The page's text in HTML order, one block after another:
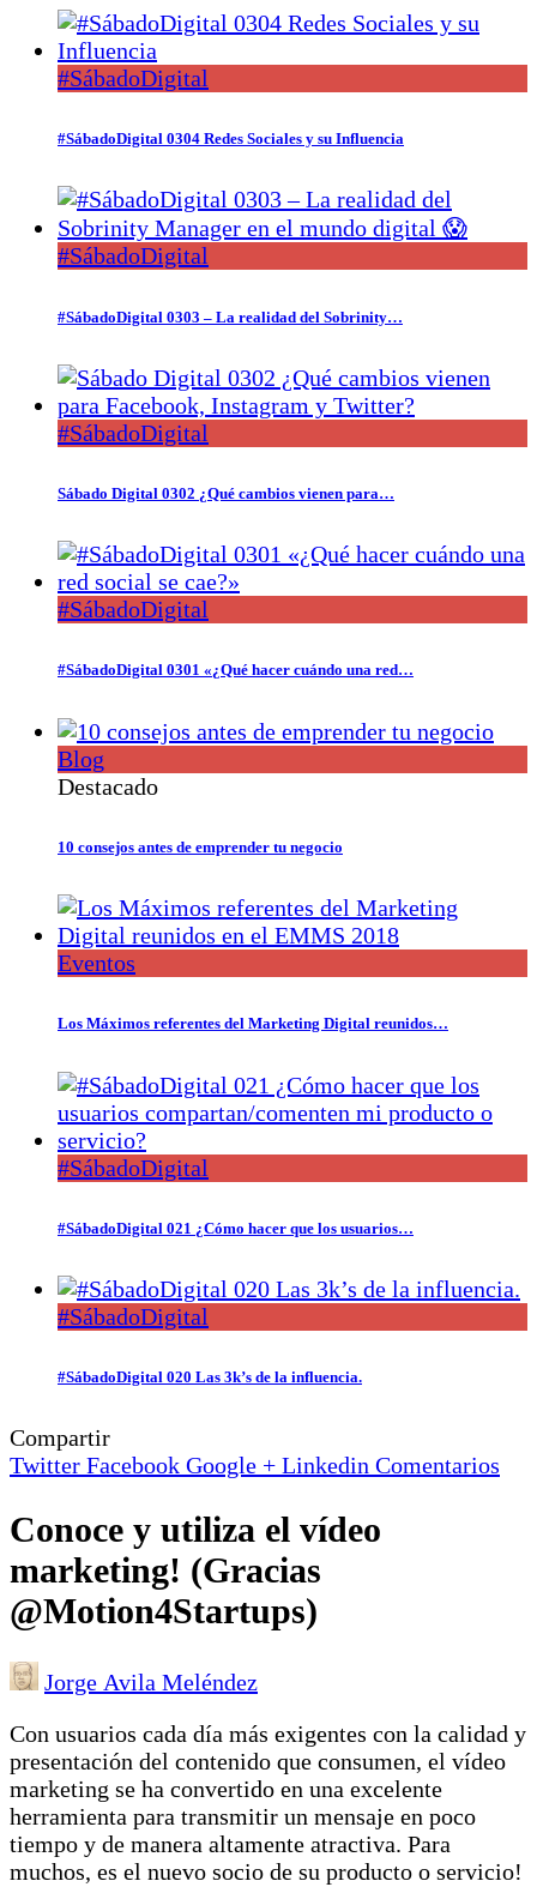
#SábadoDigital
#SábadoDigital 0304 Redes Sociales y su Influencia
#SábadoDigital
#SábadoDigital 0303 – La realidad del Sobrinity…
#SábadoDigital
Sábado Digital 0302 ¿Qué cambios vienen para…
#SábadoDigital
#SábadoDigital 0301 «¿Qué hacer cuándo una red…
Blog
Destacado
10 consejos antes de emprender tu negocio
Eventos
Los Máximos referentes del Marketing Digital reunidos…
#SábadoDigital
#SábadoDigital 021 ¿Cómo hacer que los usuarios…
#SábadoDigital
#SábadoDigital 020 Las 3k’s de la influencia.
Compartir
Twitter Facebook Google + Linkedin Comentarios
Conoce y utiliza el vídeo
marketing! (Gracias
@Motion4Startups)
Jorge Avila Meléndez
Con usuarios cada día más exigentes con la calidad y
presentación del contenido que consumen, el vídeo
marketing se ha convertido en una excelente
herramienta para transmitir un mensaje en poco
tiempo y de manera altamente atractiva. Para
muchos, es el nuevo socio de su producto o servicio!